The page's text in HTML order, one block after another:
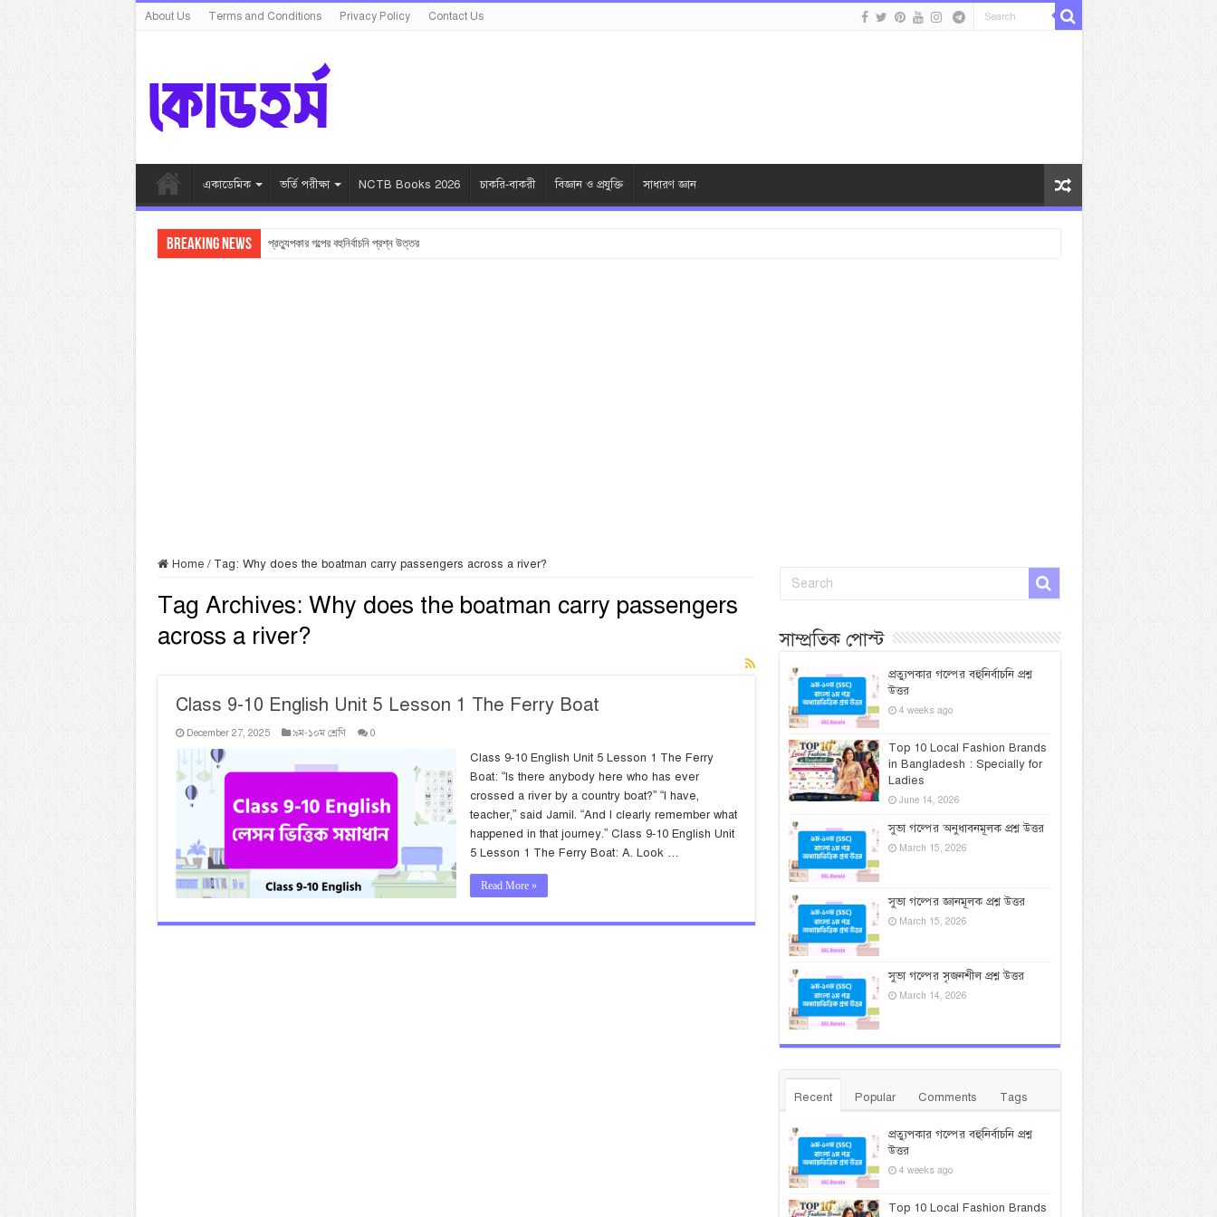
About Us Terms and Conditions Privacy Policy Contact Us
একাডেমিক ভর্তি পরীক্ষা NCTB Books 2026 চাকরি-বাকরী বিজ্ঞান ও প্রযুক্তি সাধারণ জ্ঞান
Breaking News প্রত্যুপকার গল্পের বহুনির্বাচনি প্রশ্ন উত্তর
Home / Tag: Why does the boatman carry passengers across a river?
Tag Archives: Why does the boatman carry passengers
across a river?
Class 9-10 English Unit 5 Lesson 1 The Ferry Boat
December 27, 2025 ৯ম-১০ম শ্রেণি 0
Class 9-10 English Unit 5 Lesson 1 The Ferry
Boat: “Is there anybody here who has ever
crossed a river by a country boat?” “I have,
teacher,” said Jamil. “And I clearly remember what
happened in that journey.” Class 9-10 English Unit
5 Lesson 1 The Ferry Boat: A. Look …
Read More »
সাম্প্রতিক পোস্ট
প্রত্যুপকার গল্পের বহুনির্বাচনি প্রশ্ন
উত্তর
4 weeks ago
Top 10 Local Fashion Brands
in Bangladesh : Specially for
Ladies
June 14, 2026
সুভা গল্পের অনুধাবনমূলক প্রশ্ন উত্তর
March 15, 2026
সুভা গল্পের জ্ঞানমূলক প্রশ্ন উত্তর
March 15, 2026
সুভা গল্পের সৃজনশীল প্রশ্ন উত্তর
March 14, 2026
Recent Popular Comments Tags
প্রত্যুপকার গল্পের বহুনির্বাচনি প্রশ্ন
উত্তর
4 weeks ago
Top 10 Local Fashion Brands